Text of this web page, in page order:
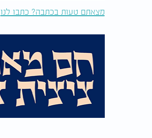
מצאתם טעות בכתבה? כתבו לנו